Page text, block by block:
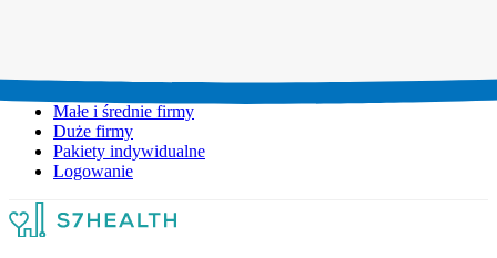
Małe i średnie firmy
Duże firmy
Pakiety indywidualne
Logowanie